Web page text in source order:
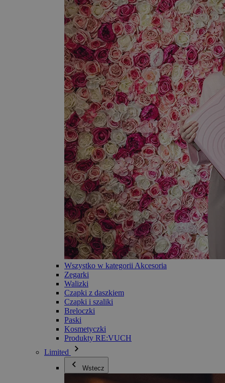
Wszystko w kategorii Akcesoria
Zegarki
Walizki
Czapki z daszkiem
Czapki i szaliki
Breloczki
Paski
Kosmetyczki
Produkty RE:VUCH
Limited
Wstecz